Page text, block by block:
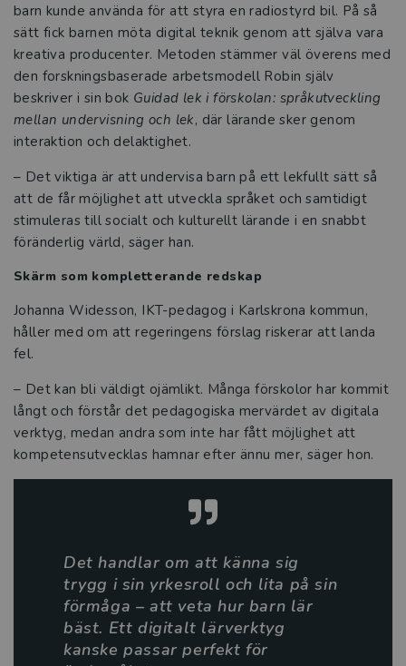
De satsar på språket – så stöttar Eslöv
sina pedagoger
Hallbibliotek och bokpåsar – på
Academedias förskolor står språket i
fokus
Ta vara på barns naturliga nyfikenhet
Dyk djupare i hållbarhetsfrågor
Digitala verktyg lika viktiga som kritor
och lego i Göteborgs förskolor
Kompetensutveckling och inspiration
Tre frågor till Tobias Rasmussen och
Oscar Strömberg
Tre frågor till Katarina Strömberg
Tre frågor till Ann S. Pihlgren
Digital kreativitet i förskolans
undervisning
Ett viktigt verktyg i förskolans
barn kunde använda för att styra en radiostyrd bil. På så
sätt fick barnen möta digital teknik genom att själva vara
kreativa producenter. Metoden stämmer väl överens med
den forskningsbaserade arbetsmodell Robin själv
beskriver i sin bok Guidad lek i förskolan: språkutveckling
mellan undervisning och lek, där lärande sker genom
interaktion och delaktighet.
– Det viktiga är att undervisa barn på ett lekfullt sätt så
att de får möjlighet att utveckla språket och samtidigt
stimuleras till socialt och kulturellt lärande i en snabbt
föränderlig värld, säger han.
Skärm som kompletterande redskap
Johanna Widesson, IKT-pedagog i Karlskrona kommun,
håller med om att regeringens förslag riskerar att landa
fel.
– Det kan bli väldigt ojämlikt. Många förskolor har kommit
långt och förstår det pedagogiska mervärdet av digitala
verktyg, medan andra som inte har fått möjlighet att
kompetensutvecklas hamnar efter ännu mer, säger hon.
Det handlar om att känna sig
trygg i sin yrkesroll och lita på sin
förmåga – att veta hur barn lär
bäst. Ett digitalt lärverktyg
kanske passar perfekt för